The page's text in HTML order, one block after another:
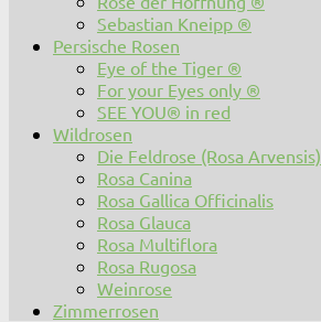
Sebastian Kneipp ®
Persische Rosen
Eye of the Tiger ®
For your Eyes only ®
SEE YOU® in red
Wildrosen
Die Feldrose (Rosa Arvensis)
Rosa Canina
Rosa Gallica Officinalis
Rosa Glauca
Rosa Multiflora
Rosa Rugosa
Weinrose
Zimmerrosen